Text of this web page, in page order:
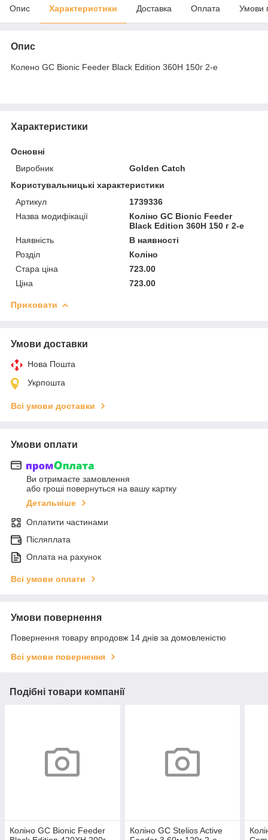
Опис Характеристики Доставка Оплата Умови
Опис
Колено GC Bionic Feeder Black Edition 360H 150г 2-е
Характеристики
Основні
Виробник
Golden Catch
Користувальницькі характеристики
Артикул
1739336
Назва модифікації
Коліно GC Bionic Feeder
Black Edition 360H 150 г 2-е
Наявність
В наявності
Розділ
Коліно
Стара ціна
723.00
Ціна
723.00
Приховати
Умови доставки
Нова Пошта
Укрпошта
Всі умови доставки
Умови оплати
Ви отримаєте замовлення
або гроші повернуться на вашу картку
Детальніше
Оплатити частинами
Післяплата
Оплата на рахунок
Всі умови оплати
Умови повернення
Повернення товару впродовж 14 днів за домовленістю
Всі умови повернення
Подібні товари компанії
Коліно GC Bionic Feeder
Коліно GC Stelios Active